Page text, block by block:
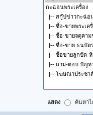
แสดง ค้นหาไ